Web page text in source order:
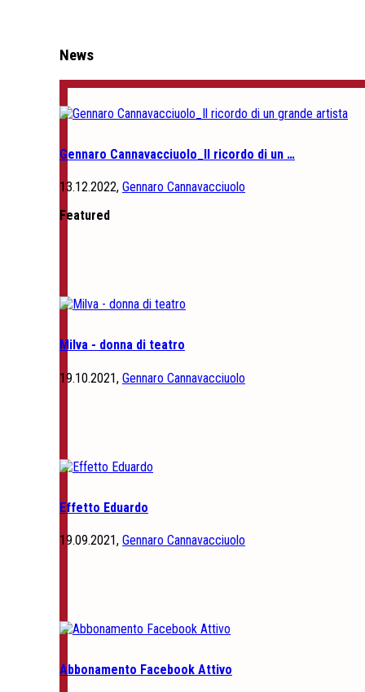
News
Gennaro Cannavacciuolo_Il ricordo di un …
13.12.2022, Gennaro Cannavacciuolo
Featured
Milva - donna di teatro
19.10.2021, Gennaro Cannavacciuolo
Effetto Eduardo
19.09.2021, Gennaro Cannavacciuolo
Abbonamento Facebook Attivo